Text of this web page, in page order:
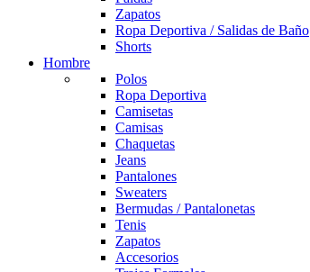
Zapatos
Ropa Deportiva / Salidas de Baño
Shorts
Hombre
Polos
Ropa Deportiva
Camisetas
Camisas
Chaquetas
Jeans
Pantalones
Sweaters
Bermudas / Pantalonetas
Tenis
Zapatos
Accesorios